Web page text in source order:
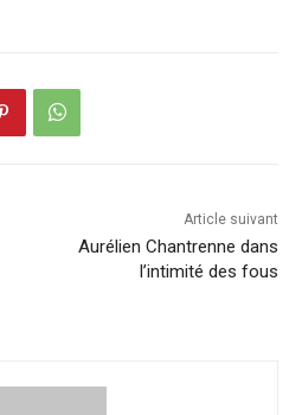
Article suivant
Aurélien Chantrenne dans
l’intimité des fous